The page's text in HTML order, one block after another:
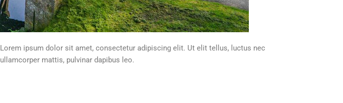
Lorem ipsum dolor sit amet, consectetur adipiscing elit. Ut elit tellus, luctus nec
ullamcorper mattis, pulvinar dapibus leo.